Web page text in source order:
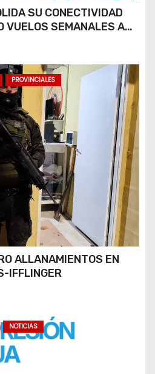
SU CONECTIVIDAD
VUELOS SEMANALES A
PROVINCIALES
ALLANAMIENTOS EN
IFFLINGER
NOTICIAS